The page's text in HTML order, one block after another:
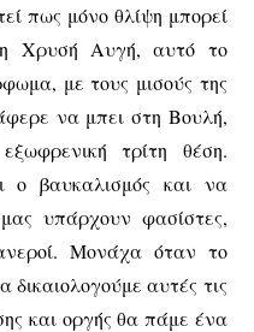
πως μόνο θλίψη μπορεί
Χρυσή Αυγή, αυτό το
με τους μισούς της
να μπει στη Βουλή,
τρίτη θέση.
ο βαυκαλισμός και να
υπάρχουν φασίστες,
Μονάχα όταν το
αυτές τις
και οργής θα πάμε ένα